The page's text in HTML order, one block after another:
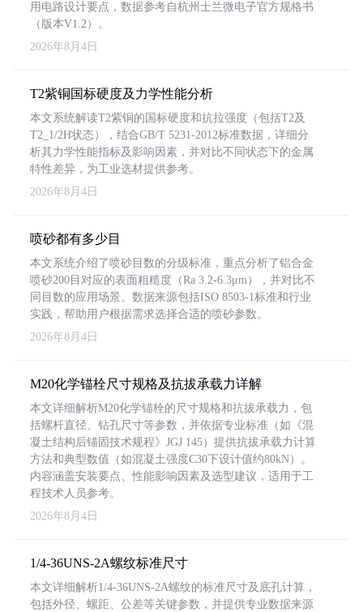
用电路设计要点，数据参考自杭州士兰微电子官方规格书
（版本V1.2）。
2026年8月4日
T2紫铜国标硬度及力学性能分析
本文系统解读T2紫铜的国标硬度和抗拉强度（包括T2及
T2_1/2H状态），结合GB/T 5231-2012标准数据，详细分
析其力学性能指标及影响因素，并对比不同状态下的金属
特性差异，为工业选材提供参考。
2026年8月4日
喷砂都有多少目
本文系统介绍了喷砂目数的分级标准，重点分析了铝合金
喷砂200目对应的表面粗糙度（Ra 3.2-6.3μm），并对比不
同目数的应用场景。数据来源包括ISO 8503-1标准和行业
实践，帮助用户根据需求选择合适的喷砂参数。
2026年8月4日
M20化学锚栓尺寸规格及抗拔承载力详解
本文详细解析M20化学锚栓的尺寸规格和抗拔承载力，包
括螺杆直径、钻孔尺寸等参数，并依据专业标准（如《混
凝土结构后锚固技术规程》JGJ 145）提供抗拔承载力计算
方法和典型数值（如混凝土强度C30下设计值约80kN）。
内容涵盖安装要点、性能影响因素及选型建议，适用于工
程技术人员参考。
2026年8月4日
1/4-36UNS-2A螺纹标准尺寸
本文详细解析1/4-36UNS-2A螺纹的标准尺寸及底孔计算，
包括外径、螺距、公差等关键参数，并提供专业数据来源